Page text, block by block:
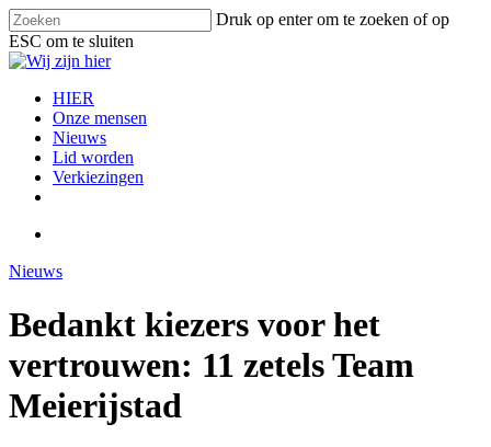
Skip
to
main
content
Druk op enter om te zoeken of op
ESC om te sluiten
Close
search
Menu
HIER
Onze mensen
Nieuws
Lid worden
Verkiezingen
Nieuws
Bedankt kiezers voor het
vertrouwen: 11 zetels Team
Meierijstad